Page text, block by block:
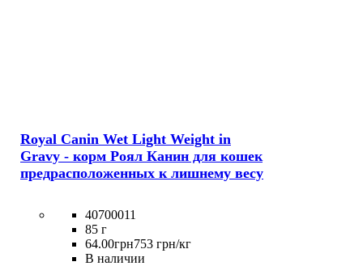
Royal Canin Wet Light Weight in
Gravy - корм Роял Канин для кошек
предрасположенных к лишнему весу
40700011
85 г
64.00грн753 грн/кг
В наличии